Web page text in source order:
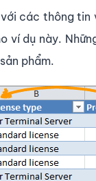
các thông
ví dụ này.
phẩm.